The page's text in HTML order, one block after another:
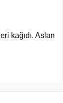
kağıdı. Aslan